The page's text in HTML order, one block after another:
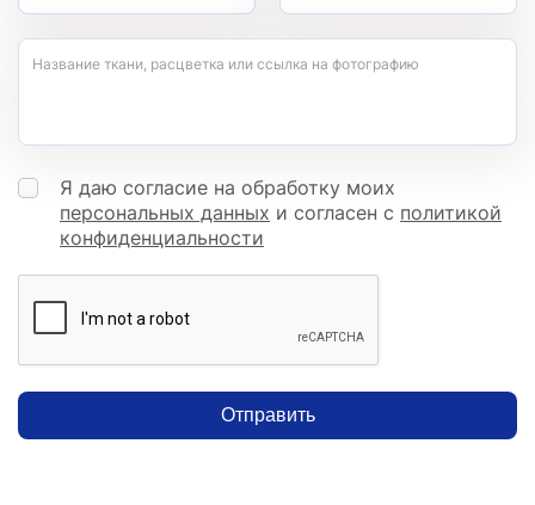
Название ткани, расцветка или ссылка на фотографию
Я даю согласие на обработку моих
персональных данных и согласен с политикой
конфиденциальности
Отправить